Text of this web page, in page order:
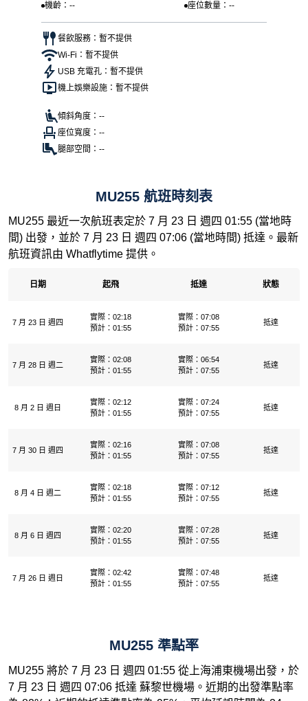
機齡：--
座位數量：--
餐飲服務：暫不提供
Wi-Fi：暫不提供
USB 充電孔：暫不提供
機上娛樂設施：暫不提供
傾斜角度：--
座位寬度：--
腿部空間：--
MU255 航班時刻表
MU255 最近一次航班表定於 7 月 23 日 週四 01:55 (當地時
間) 出發，並於 7 月 23 日 週四 07:06 (當地時間) 抵達。最新
航班資訊由 Whatflytime 提供。
日期 起飛 抵達 狀態
7 月 23 日 週四
實際：02:18
預計：01:55
實際：07:08
預計：07:55
抵達
7 月 28 日 週二
實際：02:08
預計：01:55
實際：06:54
預計：07:55
抵達
8 月 2 日 週日
實際：02:12
預計：01:55
實際：07:24
預計：07:55
抵達
7 月 30 日 週四
實際：02:16
預計：01:55
實際：07:08
預計：07:55
抵達
8 月 4 日 週二
實際：02:18
預計：01:55
實際：07:12
預計：07:55
抵達
8 月 6 日 週四
實際：02:20
預計：01:55
實際：07:28
預計：07:55
抵達
7 月 26 日 週日
實際：02:42
預計：01:55
實際：07:48
預計：07:55
抵達
MU255 準點率
MU255 將於 7 月 23 日 週四 01:55 從上海浦東機場出發，於
7 月 23 日 週四 07:06 抵達 蘇黎世機場。近期的出發準點率